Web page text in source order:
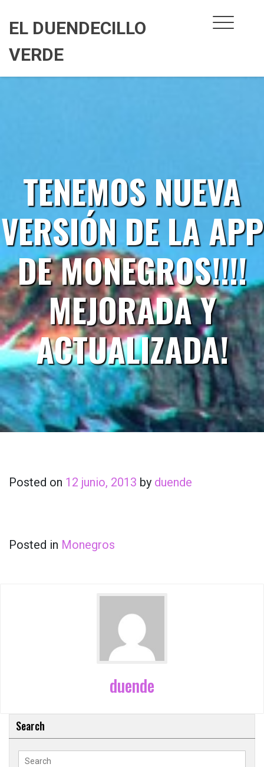
content
EL DUENDECILLO
VERDE
TENEMOS NUEVA
VERSIÓN DE LA APP
DE MONEGROS!!!!
MEJORADA Y
ACTUALIZADA!
Posted on 12 junio, 2013 by duende
Posted in Monegros
duende
Search
Search